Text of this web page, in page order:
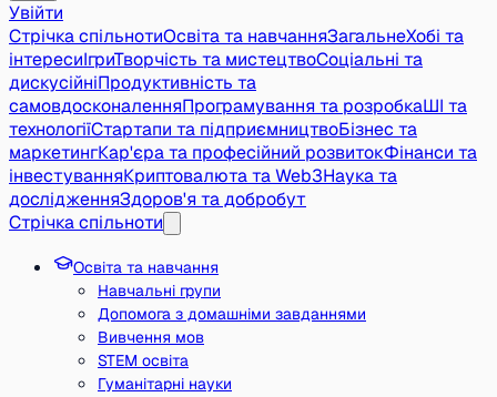
Увійти
Стрічка спільнотиОсвіта та навчанняЗагальнеХобі та
інтересиІгриТворчість та мистецтвоСоціальні та
дискусійніПродуктивність та
самовдосконаленняПрограмування та розробкаШІ та
технологіїСтартапи та підприємництвоБізнес та
маркетингКар'єра та професійний розвитокФінанси та
інвестуванняКриптовалюта та Web3Наука та
дослідженняЗдоров'я та добробут
Стрічка спільноти
Освіта та навчання
Навчальні групи
Допомога з домашніми завданнями
Вивчення мов
STEM освіта
Гуманітарні науки